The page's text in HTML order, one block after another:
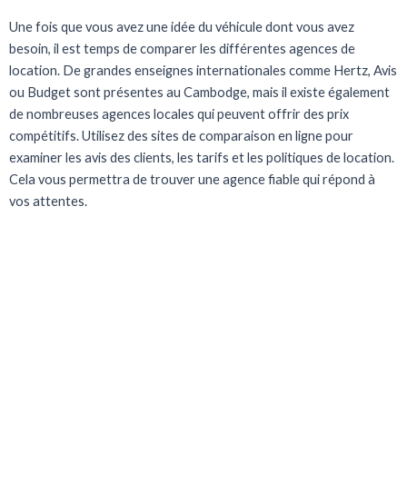
Une fois que vous avez une idée du véhicule dont vous avez
besoin, il est temps de comparer les différentes agences de
location. De grandes enseignes internationales comme Hertz, Avis
ou Budget sont présentes au Cambodge, mais il existe également
de nombreuses agences locales qui peuvent offrir des prix
compétitifs. Utilisez des sites de comparaison en ligne pour
examiner les avis des clients, les tarifs et les politiques de location.
Cela vous permettra de trouver une agence fiable qui répond à
vos attentes.